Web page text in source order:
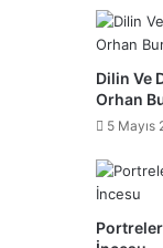
Dilin Ve
Orhan
5 Mayıs